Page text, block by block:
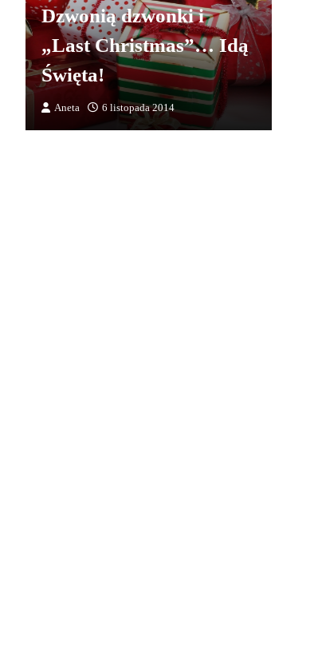
Dzwonią dzwonki i
„Last Christmas”… Idą
Święta!
Aneta 6 listopada 2014